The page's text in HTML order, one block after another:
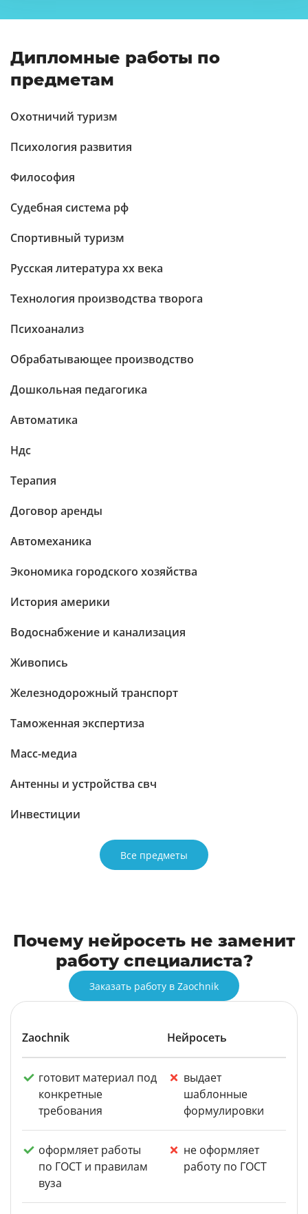
Дипломные работы по
предметам
Охотничий туризм
Психология развития
Философия
Судебная система рф
Спортивный туризм
Русская литература xx века
Технология производства творога
Психоанализ
Обрабатывающее производство
Дошкольная педагогика
Автоматика
Ндс
Терапия
Договор аренды
Автомеханика
Экономика городского хозяйства
История америки
Водоснабжение и канализация
Живопись
Железнодорожный транспорт
Таможенная экспертиза
Масс-медиа
Антенны и устройства свч
Инвестиции
Все предметы
Почему нейросеть не заменит
работу специалиста?
Заказать работу в Zaochnik
Zaochnik Нейросеть
готовит материал под
конкретные
требования
выдает
шаблонные
формулировки
оформляет работы
по ГОСТ и правилам
вуза
не оформляет
работу по ГОСТ